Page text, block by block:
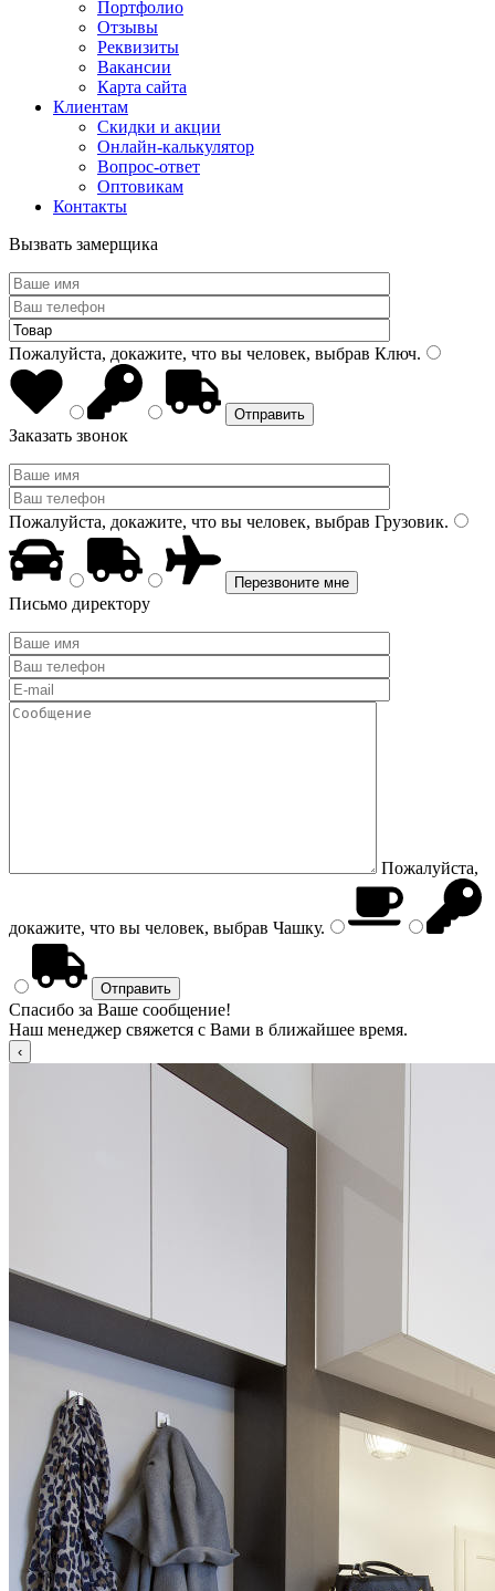
Портфолио
Отзывы
Реквизиты
Вакансии
Карта сайта
Клиентам
Скидки и акции
Онлайн-калькулятор
Вопрос-ответ
Оптовикам
Контакты
Вызвать замерщика
Пожалуйста, докажите, что вы человек, выбрав Ключ.
Заказать звонок
Пожалуйста, докажите, что вы человек, выбрав Грузовик.
Письмо директору
Пожалуйста,
докажите, что вы человек, выбрав Чашку.
Спасибо за Ваше сообщение!
Наш менеджер свяжется с Вами в ближайшее время.